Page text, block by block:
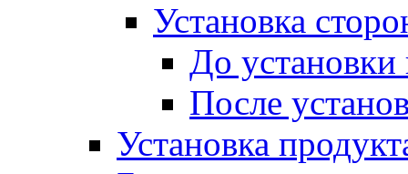
Установка
До установки
После
Установка